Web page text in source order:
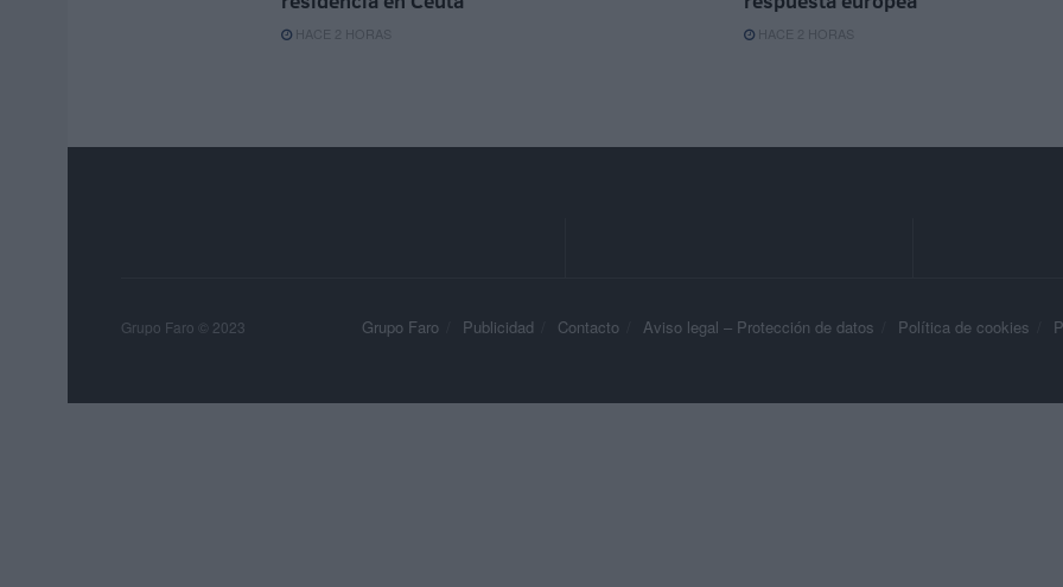
HACE 2 HORAS HACE 2 HORAS
Grupo Faro Publicidad Contacto Aviso legal – Protección de datos Política de cookies
Grupo Faro © 2023